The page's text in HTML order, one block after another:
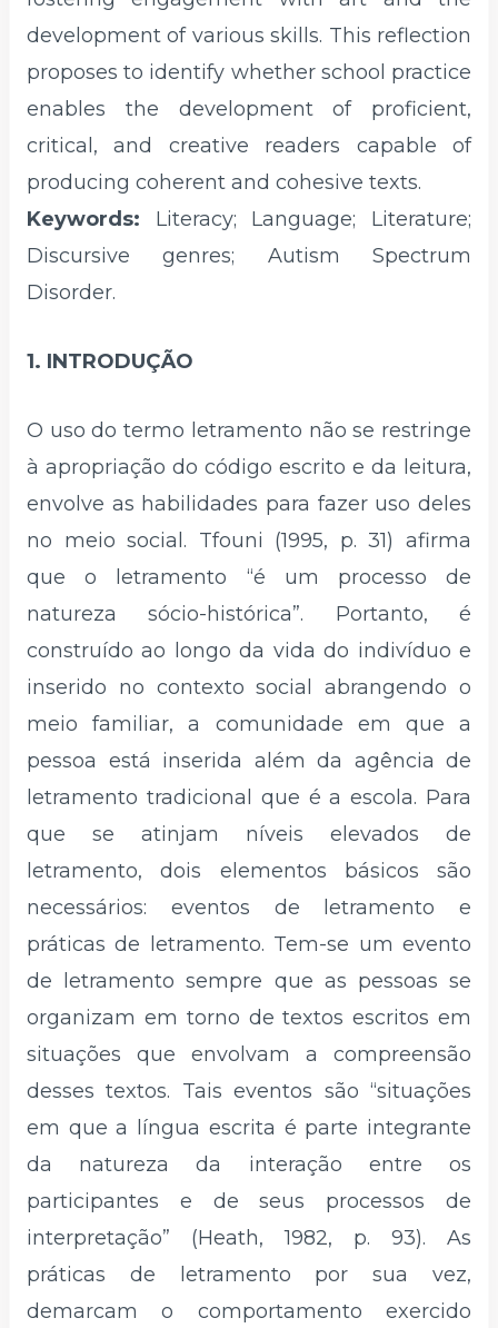
development of various skills. This reflection
proposes to identify whether school practice
enables the development of proficient,
critical, and creative readers capable of
producing coherent and cohesive texts.
Keywords: Literacy; Language; Literature;
Discursive genres; Autism Spectrum
Disorder.
1. INTRODUÇÃO
O uso do termo letramento não se restringe
à apropriação do código escrito e da leitura,
envolve as habilidades para fazer uso deles
no meio social. Tfouni (1995, p. 31) afirma
que o letramento “é um processo de
natureza sócio-histórica”. Portanto, é
construído ao longo da vida do indivíduo e
inserido no contexto social abrangendo o
meio familiar, a comunidade em que a
pessoa está inserida além da agência de
letramento tradicional que é a escola. Para
que se atinjam níveis elevados de
letramento, dois elementos básicos são
necessários: eventos de letramento e
práticas de letramento. Tem-se um evento
de letramento sempre que as pessoas se
organizam em torno de textos escritos em
situações que envolvam a compreensão
desses textos. Tais eventos são “situações
em que a língua escrita é parte integrante
da natureza da interação entre os
participantes e de seus processos de
interpretação” (Heath, 1982, p. 93). As
práticas de letramento por sua vez,
demarcam o comportamento exercido